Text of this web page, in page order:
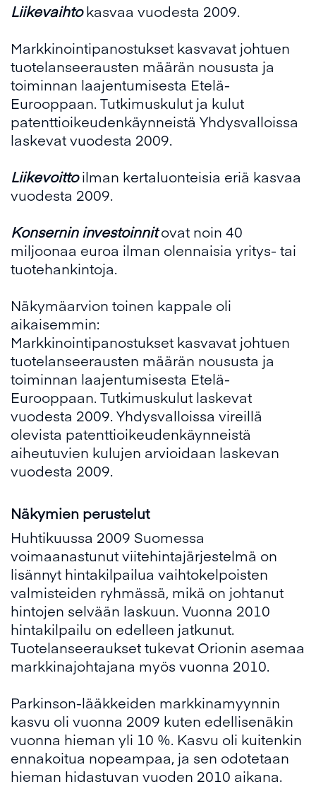
Liikevaihtokasvaa vuodesta 2009.
Markkinointipanostukset kasvavat johtuen
tuotelanseerausten määrän noususta ja
toiminnan laajentumisesta Etelä-
Eurooppaan. Tutkimuskulut ja kulut
patenttioikeudenkäynneistä Yhdysvalloissa
laskevat vuodesta 2009.
Liikevoittoilman kertaluonteisia eriä kasvaa
vuodesta 2009.
Konsernin investoinnitovat noin 40
miljoonaa euroa ilman olennaisia yritys- tai
tuotehankintoja.
Näkymäarvion toinen kappale oli
aikaisemmin:
Markkinointipanostukset kasvavat johtuen
tuotelanseerausten määrän noususta ja
toiminnan laajentumisesta Etelä-
Eurooppaan. Tutkimuskulut laskevat
vuodesta 2009. Yhdysvalloissa vireillä
olevista patenttioikeudenkäynneistä
aiheutuvien kulujen arvioidaan laskevan
vuodesta 2009.
Näkymien perustelut
Huhtikuussa 2009 Suomessa
voimaanastunut viitehintajärjestelmä on
lisännyt hintakilpailua vaihtokelpoisten
valmisteiden ryhmässä, mikä on johtanut
hintojen selvään laskuun. Vuonna 2010
hintakilpailu on edelleen jatkunut.
Tuotelanseeraukset tukevat Orionin asemaa
markkinajohtajana myös vuonna 2010.
Parkinson-lääkkeiden markkinamyynnin
kasvu oli vuonna 2009 kuten edellisenäkin
vuonna hieman yli 10 %. Kasvu oli kuitenkin
ennakoitua nopeampaa, ja sen odotetaan
hieman hidastuvan vuoden 2010 aikana.